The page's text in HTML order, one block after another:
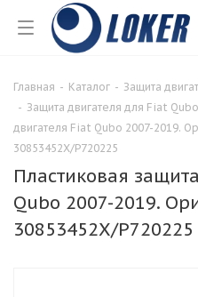
Главная - Каталог - Защита
- Защита двигателя для Fiat
двигателя Fiat Qubo 2007-2019.
30853452X/P720225
Пластиковая
Qubo 2007-2019.
30853452X/P720225